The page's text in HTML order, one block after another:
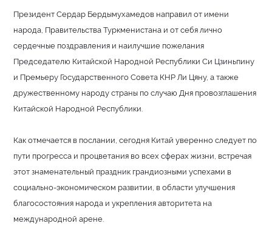
Президент Сердар Бердымухамедов направил от имени
народа, Правительства Туркменистана и от себя лично
сердечные поздравления и наилучшие пожелания
Председателю Китайской Народной Республики Си Цзиньпину
и Премьеру Государственного Совета КНР Ли Цяну, а также
дружественному народу страны по случаю Дня провозглашения
Китайской Народной Республики.
Как отмечается в послании, сегодня Китай уверенно следует по
пути прогресса и процветания во всех сферах жизни, встречая
этот знаменательный праздник грандиозными успехами в
социально-экономическом развитии, в области улучшения
благосостояния народа и укрепления авторитета на
международной арене.